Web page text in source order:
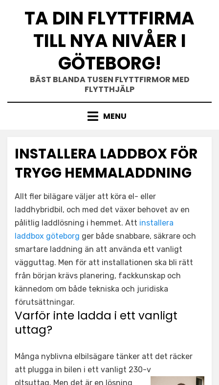
TA DIN FLYTTFIRMA
TILL NYA NIVÅER I
GÖTEBORG!
BÄST BLANDA TUSEN FLYTTFIRMOR MED
FLYTTHJÄLP
MENU
INSTALLERA LADDBOX FÖR
TRYGG HEMMALADDNING
Allt fler bilägare väljer att köra el- eller
laddhybridbil, och med det växer behovet av en
pålitlig laddlösning i hemmet. Att installera
laddbox göteborg ger både snabbare, säkrare och
smartare laddning än att använda ett vanligt
vägguttag. Men för att installationen ska bli rätt
från början krävs planering, fackkunskap och
kännedom om både tekniska och juridiska
förutsättningar.
Varför inte ladda i ett vanligt
uttag?
Många nyblivna elbilsägare tänker att det räcker
att plugga in bilen i ett vanligt 230-v
oltsuttag. Men det är en lösning